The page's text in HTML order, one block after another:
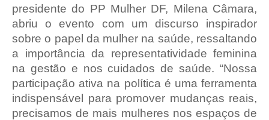
presidente do PP Mulher DF, Milena Câmara,
abriu o evento com um discurso inspirador
sobre o papel da mulher na saúde, ressaltando
a importância da representatividade feminina
na gestão e nos cuidados de saúde. “Nossa
participação ativa na política é uma ferramenta
indispensável para promover mudanças reais,
precisamos de mais mulheres nos espaços de